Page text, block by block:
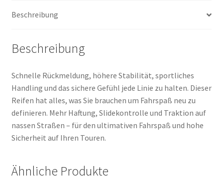
Beschreibung
Beschreibung
Schnelle Rückmeldung, höhere Stabilität, sportliches
Handling und das sichere Gefühl jede Linie zu halten. Dieser
Reifen hat alles, was Sie brauchen um Fahrspaß neu zu
definieren. Mehr Haftung, Slidekontrolle und Traktion auf
nassen Straßen – für den ultimativen Fahrspaß und hohe
Sicherheit auf Ihren Touren.
Ähnliche Produkte